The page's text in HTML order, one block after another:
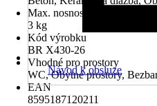
Max. nosnost
3 kg
Kód výrobku
BR X430-26
Vhodné pro prostory
WC, Obytné prostory,
EAN
8595187120211
Návod k obsluze